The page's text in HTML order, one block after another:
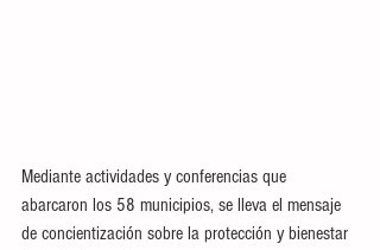
Mediante actividades y conferencias que
abarcaron los 58 municipios, se lleva el mensaje
de concientización sobre la protección y bienestar